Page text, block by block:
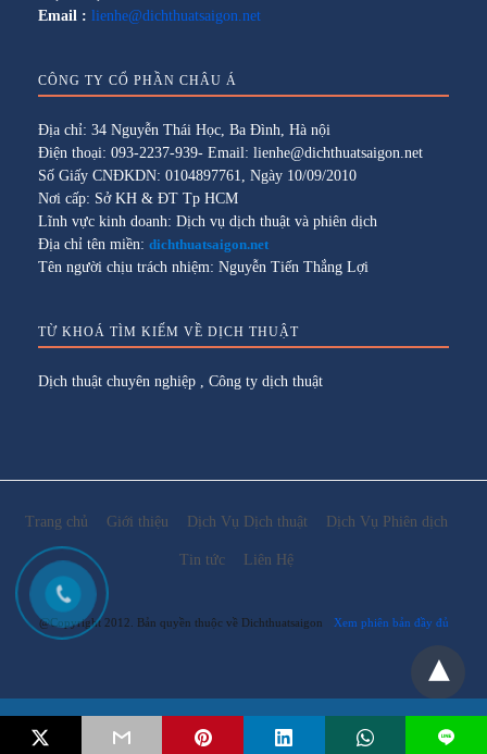
Email: lienhe@dichthuatsaigon.net
Email : lienhe@dichthuatsaigon.net
CÔNG TY CỔ PHẦN CHÂU Á
Địa chỉ: 34 Nguyễn Thái Học, Ba Đình, Hà nội
Điện thoại: 093-2237-939- Email: lienhe@dichthuatsaigon.net
Số Giấy CNĐKDN: 0104897761, Ngày 10/09/2010
Nơi cấp: Sở KH & ĐT Tp HCM
Lĩnh vực kinh doanh: Dịch vụ dịch thuật và phiên dịch
Địa chỉ tên miền: dichthuatsaigon.net
Tên người chịu trách nhiệm: Nguyễn Tiến Thắng Lợi
TỪ KHOÁ TÌM KIẾM VỀ DỊCH THUẬT
Dịch thuật chuyên nghiệp , Công ty dịch thuật
Trang chủ Giới thiệu Dịch Vụ Dịch thuật Dịch Vụ Phiên dịch
Tin tức Liên Hệ
@Copyright 2012. Bản quyền thuộc về Dichthuatsaigon Xem phiên bản đầy đủ
L